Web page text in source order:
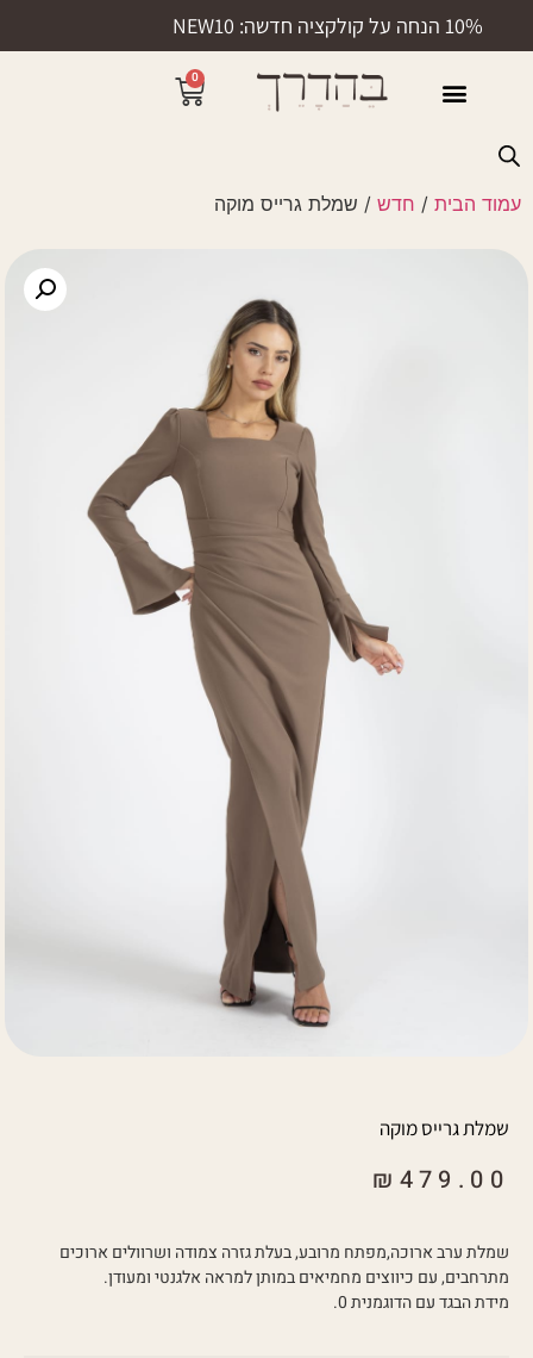
10% הנחה על קולקציה חדשה: NEW10
0
עמוד הבית / חדש / שמלת גרייס מוקה
שמלת גרייס מוקה
₪ 479.00
שמלת ערב ארוכה,מפתח מרובע, בעלת גזרה צמודה ושרוולים ארוכים
מתרחבים, עם כיווצים מחמיאים במותן למראה אלגנטי ומעודן.
מידת הבגד עם הדוגמנית 0.